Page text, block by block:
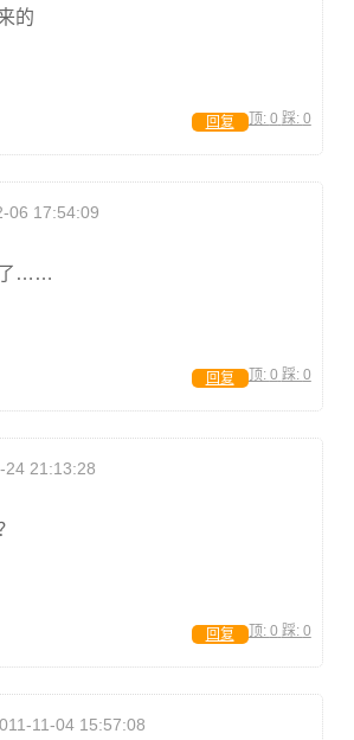
的
顶: 0 踩: 0
回复
06 17:54:09
了……
顶: 0 踩: 0
回复
24 21:13:28
顶: 0 踩: 0
回复
11-04 15:57:08